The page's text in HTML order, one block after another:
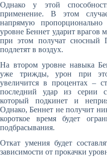
Однако у этой
применение. В этом
напрямую
уровне Беннет ударит врагов
при этом получат сносный
подлетят в воздух.
На втором уровне навыка
уже трижды, урон при
увеличится в процентах –
последний удар из серии
который подкинет и
Однако, Беннет не получит
короткое время будет
подбрасывания.
Откат умения будет
зависимости от прокачки